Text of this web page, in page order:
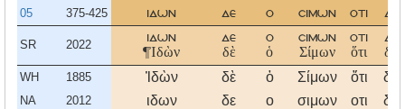
05 375-425 ιδων δε ο σιμων οτι δια
SR 2022
ιδων
¶Ἰδὼν
δε
δὲ
ο
ὁ
σιμων
Σίμων
οτι
ὅτι
δια
διὰ
WH 1885 Ἰδὼν δὲ ὁ Σίμων ὅτι διὰ
NA 2012 ιδων δε ο σιμων οτι δια